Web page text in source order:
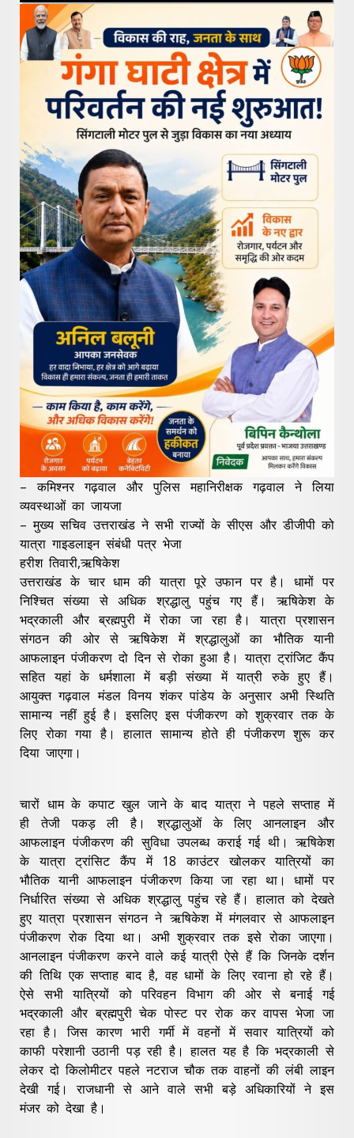
– कमिश्नर गढ़वाल और पुलिस महानिरीक्षक गढ़वाल ने लिया
व्यवस्थाओं का जायजा
– मुख्य सचिव उत्तराखंड ने सभी राज्यों के सीएस और डीजीपी को
यात्रा गाइडलाइन संबंधी पत्र भेजा
हरीश तिवारी,ऋषिकेश
उत्तराखंड के चार धाम की यात्रा पूरे उफान पर है। धामों पर
निश्चित संख्या से अधिक श्रद्धालु पहुंच गए हैं। ऋषिकेश के
भद्रकाली और ब्रह्मपुरी में रोका जा रहा है। यात्रा प्रशासन
संगठन की ओर से ऋषिकेश में श्रद्धालुओं का भौतिक यानी
आफलाइन पंजीकरण दो दिन से रोका हुआ है। यात्रा ट्रांजिट कैंप
सहित यहां के धर्मशाला में बड़ी संख्या में यात्री रुके हुए हैं।
आयुक्त गढ़वाल मंडल विनय शंकर पांडेय के अनुसार अभी स्थिति
सामान्य नहीं हुई है। इसलिए इस पंजीकरण को शुक्रवार तक के
लिए रोका गया है। हालात सामान्य होते ही पंजीकरण शुरू कर
दिया जाएगा।
चारों धाम के कपाट खुल जाने के बाद यात्रा ने पहले सप्ताह में
ही तेजी पकड़ ली है। श्रद्धालुओं के लिए आनलाइन और
आफलाइन पंजीकरण की सुविधा उपलब्ध कराई गई थी। ऋषिकेश
के यात्रा ट्रांसिट कैंप में 18 काउंटर खोलकर यात्रियों का
भौतिक यानी आफलाइन पंजीकरण किया जा रहा था। धामों पर
निर्धारित संख्या से अधिक श्रद्धालु पहुंच रहे हैं। हालात को देखते
हुए यात्रा प्रशासन संगठन ने ऋषिकेश में मंगलवार से आफलाइन
पंजीकरण रोक दिया था। अभी शुक्रवार तक इसे रोका जाएगा।
आनलाइन पंजीकरण करने वाले कई यात्री ऐसे हैं कि जिनके दर्शन
की तिथि एक सप्ताह बाद है, वह धामों के लिए रवाना हो रहे हैं।
ऐसे सभी यात्रियों को परिवहन विभाग की ओर से बनाई गई
भद्रकाली और ब्रह्मपुरी चेक पोस्ट पर रोक कर वापस भेजा जा
रहा है। जिस कारण भारी गर्मी में वहनों में सवार यात्रियों को
काफी परेशानी उठानी पड़ रही है। हालत यह है कि भद्रकाली से
लेकर दो किलोमीटर पहले नटराज चौक तक वाहनों की लंबी लाइन
देखी गई। राजधानी से आने वाले सभी बड़े अधिकारियों ने इस
मंजर को देखा है।